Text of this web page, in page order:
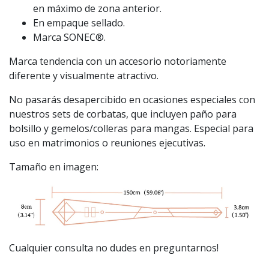
en máximo de zona anterior.
En empaque sellado.
Marca SONEC®.
Marca tendencia con un accesorio notoriamente
diferente y visualmente atractivo.
No pasarás desapercibido en ocasiones especiales con
nuestros sets de corbatas, que incluyen paño para
bolsillo y gemelos/colleras para mangas. Especial para
uso en matrimonios o reuniones ejecutivas.
Tamaño en imagen:
Cualquier consulta no dudes en preguntarnos!